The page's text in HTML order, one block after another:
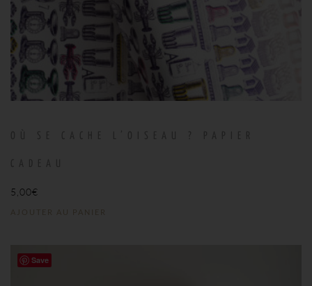
5,00€
AJOUTER AU PANIER
Save